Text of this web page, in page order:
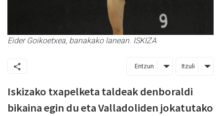
Eider Goikoetxea, banakako lanean. ISKIZA
Entzun Itzuli
Iskizako txapelketa taldeak denboraldi
bikaina egin du eta Valladoliden jokatutako